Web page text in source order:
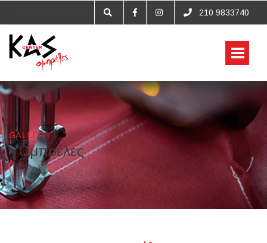
210 9833740
GALLERY/
Ομπρέλες